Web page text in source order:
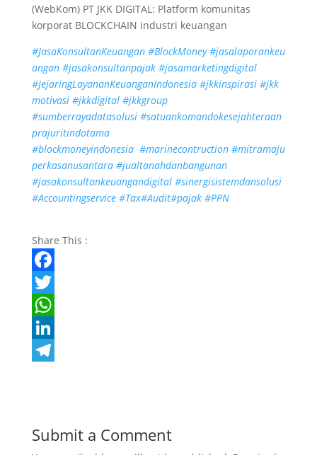
(WebKom) PT JKK DIGITAL: Platform komunitas
korporat BLOCKCHAIN industri keuangan
#JasaKonsultanKeuangan #BlockMoney #jasalaporankeu
angan #jasakonsultanpajak #jasamarketingdigital
#JejaringLayananKeuanganIndonesia #jkkinspirasi #jkk
motivasi #jkkdigital #jkkgroup
#sumberrayadatasolusi #satuankomandokesejahteraan
prajuritindotama
#blockmoneyindonesia #marinecontruction #mitramaju
perkasanusantara #jualtanahdanbangunan
#jasakonsultankeuangandigital #sinergisistemdansolusi
#Accountingservice #Tax#Audit#pajak #PPN
Share This :
F
a
c
e
k
T
w
r
W
h
A
L
e
e
Submit a Comment